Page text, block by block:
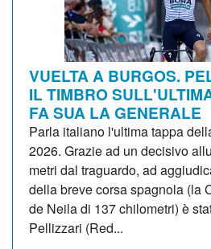
VUELTA A BURGOS.
IL TIMBRO
FA SUA LA GENERALE
Parla italiano l'ultima tappa
2026. Grazie ad un decisivo
metri dal traguardo, ad
della breve corsa spagnola (la
de Neila di 137 chilometri) è
Pellizzari (Red...